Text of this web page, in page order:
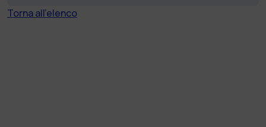
Torna all'elenco